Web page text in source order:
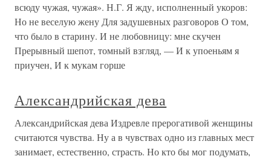
всюду чужая, чужая». Н.Г. Я жду, исполненный укоров:
Но не веселую жену Для задушевных разговоров О том,
что было в старину. И не любовницу: мне скучен
Прерывный шепот, томный взгляд, — И к упоеньям я
приучен, И к мукам горше
Александрийская дева
Александрийская дева Издревле прерогативой женщины
считаются чувства. Ну а в чувствах одно из главных мест
занимает, естественно, страсть. Но кто бы мог подумать,